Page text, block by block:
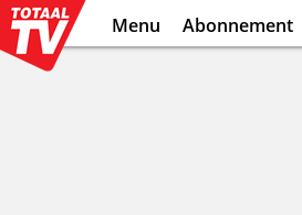
Menu Abonnement